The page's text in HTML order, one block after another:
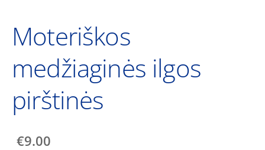
Moteriškos
medžiaginės ilgos
pirštinės
€9.00